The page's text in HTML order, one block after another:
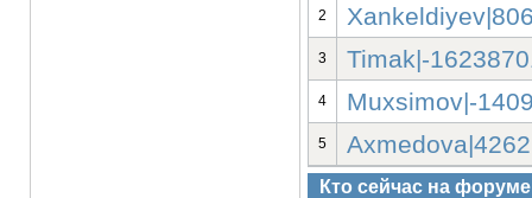
2
3 Timak|-
4 Muxsimov|-
5
Кто сейчас на форуме